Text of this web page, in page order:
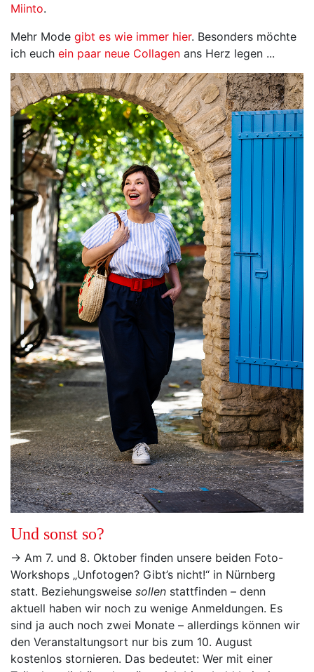
Miinto.
Mehr Mode gibt es wie immer hier. Besonders möchte
ich euch ein paar neue Collagen ans Herz legen ...
Und sonst so?
→ Am 7. und 8. Oktober finden unsere beiden Foto-
Workshops „Unfotogen? Gibt’s nicht!“ in Nürnberg
statt. Beziehungsweise sollen stattfinden – denn
aktuell haben wir noch zu wenige Anmeldungen. Es
sind ja auch noch zwei Monate – allerdings können wir
den Veranstaltungsort nur bis zum 10. August
kostenlos stornieren. Das bedeutet: Wer mit einer